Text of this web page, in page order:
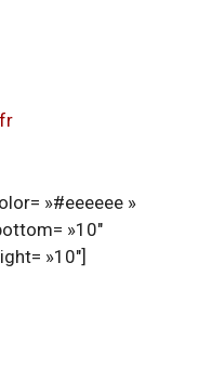
»#eeeeee »
»10″
»10″]